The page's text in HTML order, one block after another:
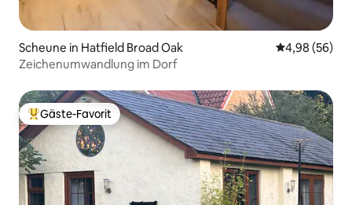
Scheune in Hatfield Broad Oak
4,98 (56)
Zeichenumwandlung im Dorf
Beliebter Gäste-Favorit.
Gäste-Favorit